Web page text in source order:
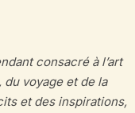
consacré à l’art
voyage et de la
et des inspirations,